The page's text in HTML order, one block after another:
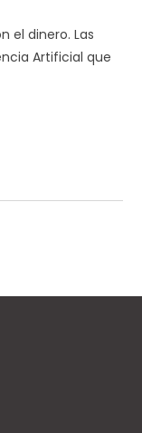
el dinero. Las
Artificial que